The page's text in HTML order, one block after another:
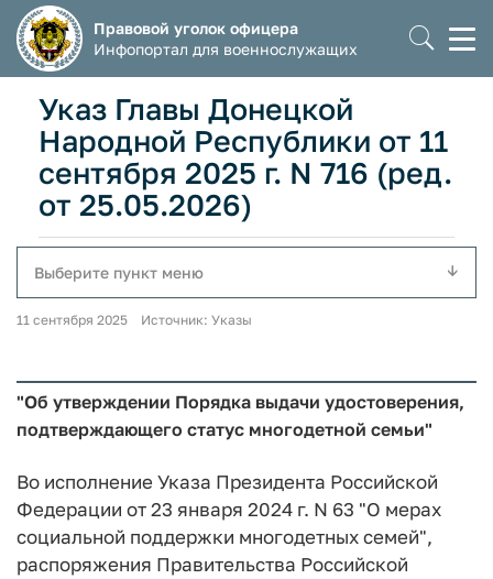
Правовой уголок офицера
Инфопортал для военнослужащих
Указ Главы Донецкой
Народной Республики от 11
сентября 2025 г. N 716 (ред.
от 25.05.2026)
Выберите пункт меню
11 сентября 2025 Источник: Указы
"Об утверждении Порядка выдачи удостоверения,
подтверждающего статус многодетной семьи"
Во исполнение Указа Президента Российской
Федерации от 23 января 2024 г. N 63 "О мерах
социальной поддержки многодетных семей",
распоряжения Правительства Российской